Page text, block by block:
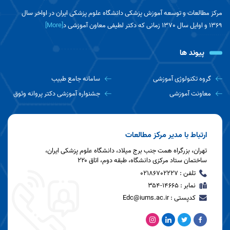
جلسه معاون محترم آموزشی با اعضای مرکز
اولین جلسه هماهنگی دفاتر توسعه آموزش
توسعه آموزش دانشگاه برگزار شد
جلسه روز استاد در مرکز مطالعات و توسعه
آموزش دانشگاه برگزار شد.
جلسه شورای راهبری کمیته دانشجویی توسعه
آموزش با حضور معاونت محترم آموزشی دانشگاه
مرکز مطالعات و توسعه آموزش پزشکی دانشگاه علوم پزشکی ایران در اواخر سال
1369 و اوایل سال 1370 زمانی که دکتر لطیفی معاون آموزشی د
[More]
پیوند ها
گروه تکنولوژی آموزشی
سامانه جامع طبیب
معاونت آموزشی
جشنواره آموزشی دکتر پروانه وثوق
ارتباط با مدیر مرکز مطالعات
تهران، بزرگراه همت جنب برج میلاد، دانشگاه علوم پزشکی ایران،
ساختمان ستاد مرکزی دانشگاه، طبقه دوم، اتاق ۲۲۰
تلفن : 02186702227
نمابر : ۱۴۶۶۵-۳۵۴
کدپستی : Edc@iums.ac.ir